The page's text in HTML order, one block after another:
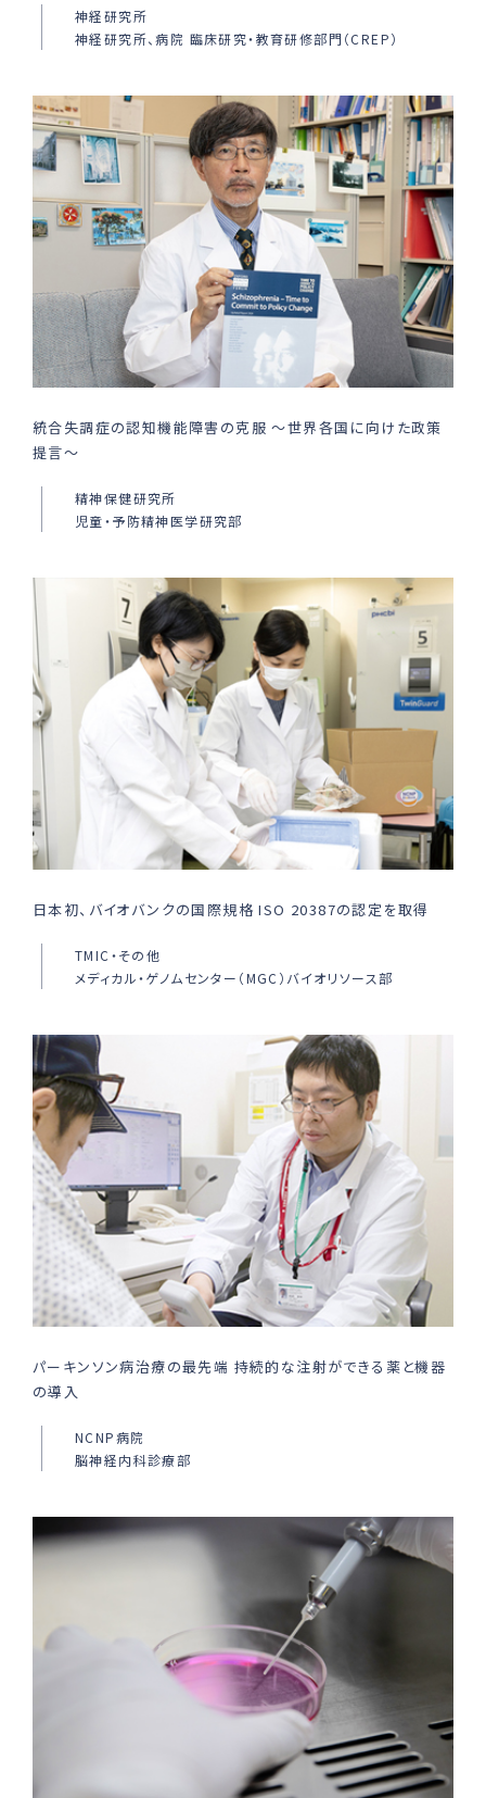
神経研究所
神経研究所、病院 臨床研究・教育研修部門（CREP）
統合失調症の認知機能障害の克服 ～世界各国に向けた政策
提言～
精神保健研究所
児童・予防精神医学研究部
日本初、バイオバンクの国際規格 ISO 20387の認定を取得
TMIC・その他
メディカル・ゲノムセンター（MGC）バイオリソース部
パーキンソン病治療の最先端 持続的な注射ができる薬と機器
の導入
NCNP病院
脳神経内科診療部